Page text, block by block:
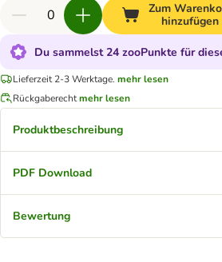
Zum
hinzufügen
Du sammelst 24 zooPunkte für
Lieferzeit 2-3 Werktage. mehr lesen
Rückgaberechtmehr lesen
Produktbeschreibung
PDF Download
Bewertung